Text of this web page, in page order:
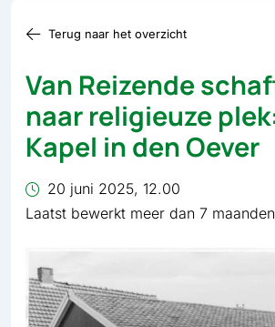
Terug naar het overzicht
Van Reizende
naar religieuze
Kapel in den Oever
20 juni 2025, 12.00
Laatst bewerkt meer dan 7